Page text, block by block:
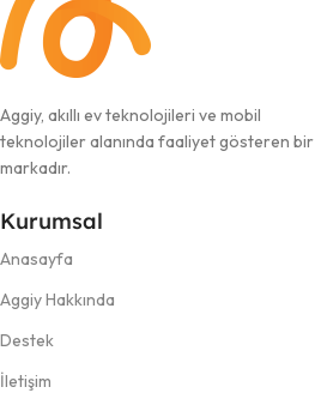
Aggiy, akıllı ev teknolojileri ve mobil
teknolojiler alanında faaliyet gösteren bir
markadır.
Kurumsal
Anasayfa
Aggiy Hakkında
Destek
İletişim